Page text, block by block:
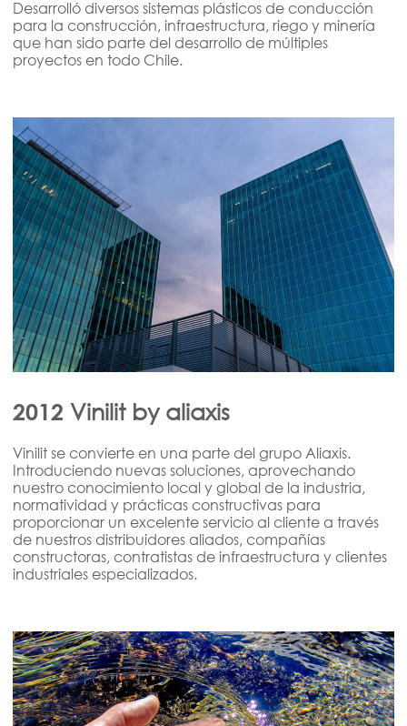
Desarrolló diversos sistemas plásticos de conducción
para la construcción, infraestructura, riego y minería
que han sido parte del desarrollo de múltiples
proyectos en todo Chile.
2012 Vinilit by aliaxis
Vinilit se convierte en una parte del grupo Aliaxis.
Introduciendo nuevas soluciones, aprovechando
nuestro conocimiento local y global de la industria,
normatividad y prácticas constructivas para
proporcionar un excelente servicio al cliente a través
de nuestros distribuidores aliados, compañías
constructoras, contratistas de infraestructura y clientes
industriales especializados.